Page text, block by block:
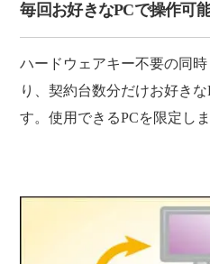
毎回お好きなPCで操作可
ハードウェアキー不要の同
り、契約台数分だけお好き
す。使用できるPCを限定しま